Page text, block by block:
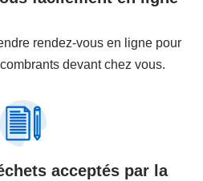
rendez-vous en ligne pour
devant chez vous.
acceptés par la